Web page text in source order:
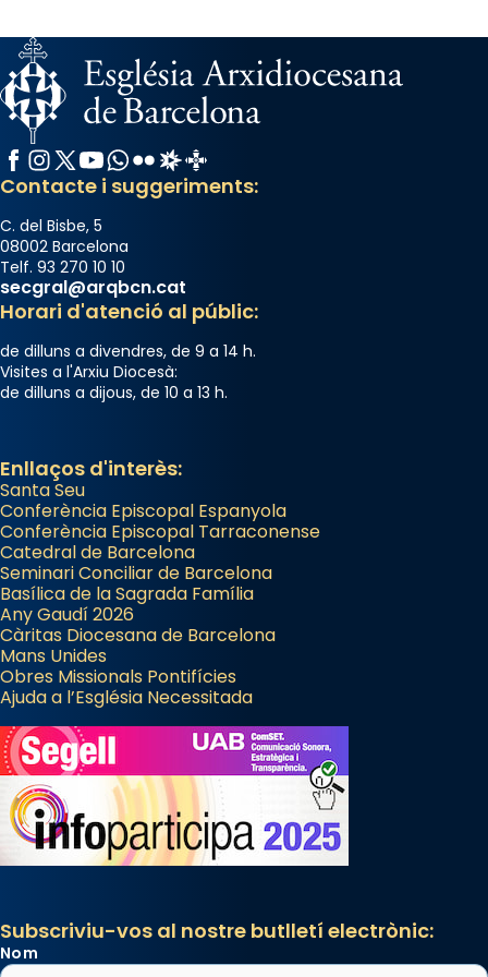
Facebook
Instagram
X / Twitter
YouTube
WhatsApp
FlickrRadio Estel
Catalunya Cristiana
Contacte i suggeriments:
C. del Bisbe, 5
08002 Barcelona
Telf. 93 270 10 10
secgral@arqbcn.cat
Horari d'atenció al públic:
de dilluns a divendres, de 9 a 14 h.
Visites a l'Arxiu Diocesà:
de dilluns a dijous, de 10 a 13 h.
Enllaços d'interès:
Santa Seu
Conferència Episcopal Espanyola
Conferència Episcopal Tarraconense
Catedral de Barcelona
Seminari Conciliar de Barcelona
Basílica de la Sagrada Família
Any Gaudí 2026
Càritas Diocesana de Barcelona
Mans Unides
Obres Missionals Pontifícies
Ajuda a l’Església Necessitada
Subscriviu-vos al nostre butlletí electrònic:
Nom